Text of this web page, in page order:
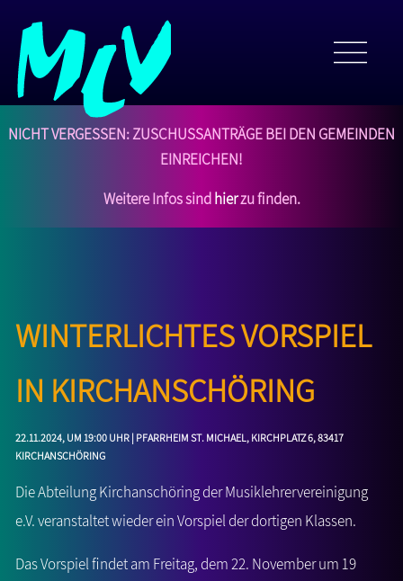
NICHT VERGESSEN: Zuschussanträge bei den Gemeinden
einreichen!
Weitere Infos sindhierzu finden.
winterlichtes Vorspiel
in Kirchanschöring
22.11.2024, um 19:00 Uhr | Pfarrheim St. Michael, Kirchplatz 6, 83417
Kirchanschöring
Die Abteilung Kirchanschöring der Musiklehrervereinigung
e.V. veranstaltet wieder ein Vorspiel der dortigen Klassen.
Das Vorspiel findet am Freitag, dem 22. November um 19